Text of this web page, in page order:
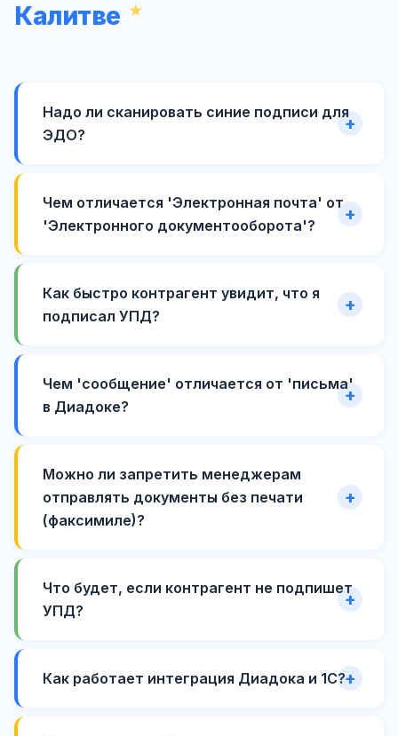
Калитве
Надо ли сканировать синие подписи для
ЭДО?
Чем отличается 'Электронная почта' от
'Электронного документооборота'?
Как быстро контрагент увидит, что я
подписал УПД?
Чем 'сообщение' отличается от 'письма'
в Диадоке?
Можно ли запретить менеджерам
отправлять документы без печати
(факсимиле)?
Что будет, если контрагент не подпишет
УПД?
Как работает интеграция Диадока и 1С?